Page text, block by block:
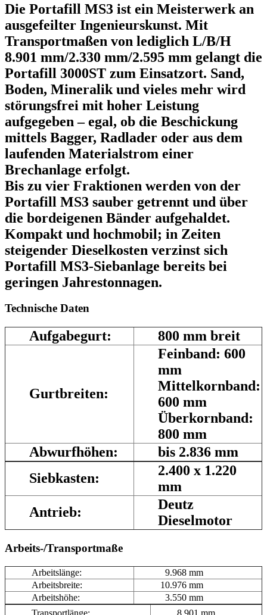
Die Portafill MS3 ist ein Meisterwerk an
ausgefeilter Ingenieurskunst. Mit
Transportmaßen von lediglich L/B/H
8.901 mm/2.330 mm/2.595 mm gelangt die
Portafill 3000ST zum Einsatzort. Sand,
Boden, Mineralik und vieles mehr wird
störungsfrei mit hoher Leistung
aufgegeben – egal, ob die Beschickung
mittels Bagger, Radlader oder aus dem
laufenden Materialstrom einer
Brechanlage erfolgt.
Bis zu vier Fraktionen werden von der
Portafill MS3 sauber getrennt und über
die bordeigenen Bänder aufgehaldet.
Kompakt und hochmobil; in Zeiten
steigender Dieselkosten verzinst sich
Portafill MS3-Siebanlage bereits bei
geringen Jahrestonnagen.
Technische Daten
Aufgabegurt: 800 mm breit
Gurtbreiten:
Feinband: 600
mm
Mittelkornband:
600 mm
Überkornband:
800 mm
Abwurfhöhen:
bis 2.836 mm
Siebkasten:
2.400 x 1.220
mm
Antrieb:
Deutz
Dieselmotor
Arbeits-/Transportmaße
Arbeitslänge:
9.968 mm
Arbeitsbreite:
10.976 mm
Arbeitshöhe:
3.550 mm
Transportlänge:
8.901 mm